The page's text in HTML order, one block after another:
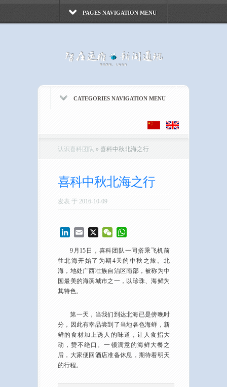
PAGES NAVIGATION MENU
CATEGORIES NAVIGATION MENU
认识喜科团队 » 喜科中秋北海之行
喜科中秋北海之行
发表 于 2016-10-09
LinkedIn
Email X WeChat
9月15日，喜科团队一同搭乘飞机前
往北海开始了为期4天的中秋之旅。北
海，地处广西壮族自治区南部，被称为中
国最美的海滨城市之一，以珍珠、海鲜为
其特色。
第一天，当我们到达北海已是傍晚时
分，因此有幸品尝到了当地各色海鲜，新
鲜的食材加上诱人的味道，让人食指大
动，赞不绝口。一顿满意的海鲜大餐之
后，大家便回酒店准备休息，期待着明天
的行程。